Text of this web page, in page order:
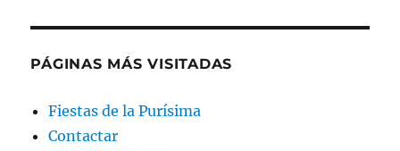
PÁGINAS MÁS VISITADAS
Fiestas de la Purísima
Contactar